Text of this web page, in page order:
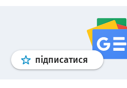
підписатися Профіль